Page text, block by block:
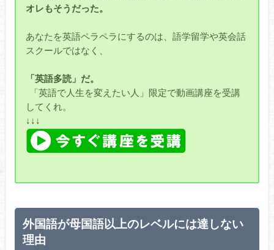
オレもそうだった。
あなたを英語ペラペラにするのは、語学留学や英会話
スクールではなく、
「英語多読」だ。
「英語で人生を変えたい人」限定で動画講座を受講
してくれ。
↓↓↓
外国語が母国語以上のレベルには達しない
理由